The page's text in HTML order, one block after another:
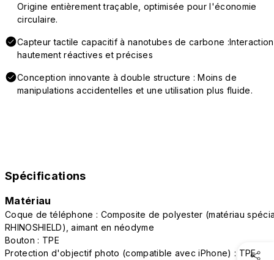
Origine entièrement traçable, optimisée pour l'économie
circulaire.
Capteur tactile capacitif à nanotubes de carbone
hautement réactives et précises
Conception innovante à double structure : Moins de
manipulations accidentelles et une utilisation plus fluide.
Spécifications
Matériau
Coque de téléphone : Composite de polyester (matériau
RHINOSHIELD), aimant en néodyme
Bouton : TPE
Protection d'objectif photo (compatible avec iPhone) : TPE